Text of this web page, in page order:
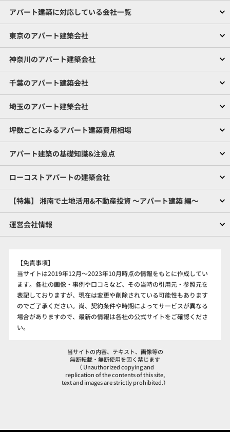
アパート建築に対応している会社一覧
東京のアパート建築会社
神奈川のアパート建築会社
千葉のアパート建築会社
埼玉のアパート建築会社
坪数ごとにみるアパート建築費用相場
アパート建築の基礎知識&注意点
ローコストアパートの建築会社
【特集】 湘南で土地活用&不動産投資 ～アパート建築 編～
運営会社情報
【免責事項】
当サイトは2019年12月～2023年10月時点の情報をもとに作成してい
ます。各社の画像・事例や口コミなど、その当時の引用元・参照元を
表記しておりますが、現在は変更や削除されている可能性もあります
のでご了承ください。尚、契約条件や時期によってサービスが異なる
場合がありますので、最新の情報は各社の公式サイトをご確認くださ
い。
当サイトの内容、テキスト、画像等の
無断転載・無断使用を固く禁じます
（ Unauthorized copying and
replication of the contents of this site,
text and images are strictly prohibited.）